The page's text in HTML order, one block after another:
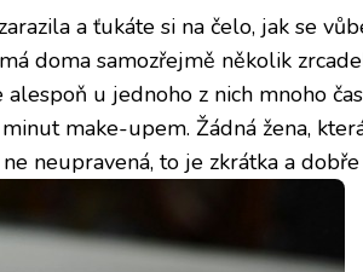
a ťukáte si na čelo, jak se
doma samozřejmě několik
u jednoho z nich mnoho
make-upem. Žádná žena,
neupravená, to je zkrátka a